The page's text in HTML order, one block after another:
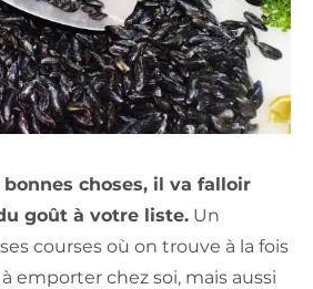
choses, il va falloir
goût à votre liste. Un
courses où on trouve à la fois
emporter chez soi, mais aussi